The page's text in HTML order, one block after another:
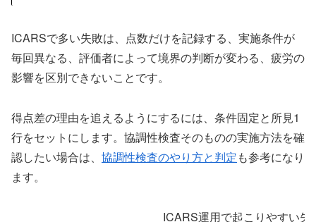
ICARSで多い失敗は、点数だけを記録する、実施条件が
毎回異なる、評価者によって境界の判断が変わる、疲労の
影響を区別できないことです。
得点差の理由を追えるようにするには、条件固定と所見1
行をセットにします。協調性検査そのものの実施方法を確
認したい場合は、 協調性検査のやり方と判定も参考になり
ます。
ICARS運用で起こりやすい失